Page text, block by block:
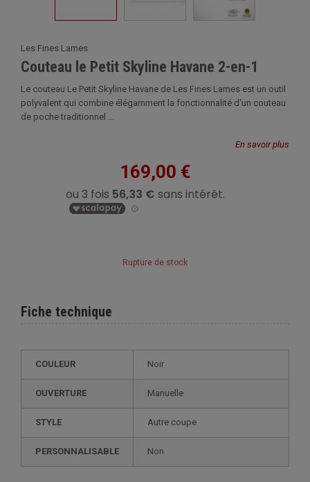
Les Fines Lames
Couteau le Petit Skyline Havane 2-en-1
Le couteau Le Petit Skyline Havane de Les Fines Lames est un outil
polyvalent qui combine élégamment la fonctionnalité d'un couteau
de poche traditionnel ...
En savoir plus
169,00 €
Rupture de stock
Fiche technique
COULEUR Noir
OUVERTURE Manuelle
STYLE autre coupe
PERSONNALISABLE non